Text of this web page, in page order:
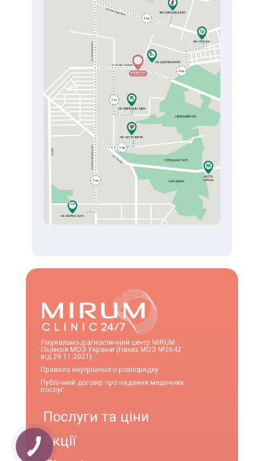
Лікувально-діагностичний центр MIRUM
Ліцензія МОЗ України (Наказ МОЗ №2642
від 29.11.2021)
Правила внутрішнього розпорядку
Публічний договір про надання медичних
послуг
Послуги та ціни
Акції